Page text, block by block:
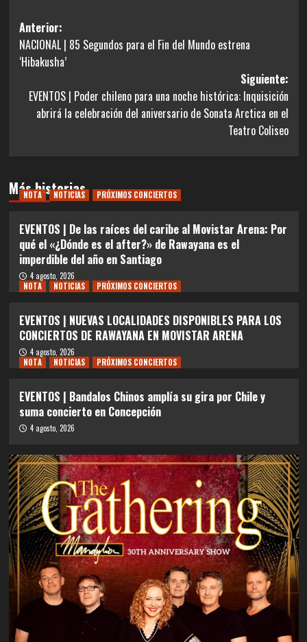
Navegación
de
entradas
Anterior:
NACIONAL | 85 Segundos para el Fin del Mundo estrena
‘Hibakusha’
Siguiente:
EVENTOS | Poder chileno para una noche histórica: Inquisición
abrirá la celebración del aniversario de Sonata Arctica en el
Teatro Coliseo
Más historias
NOTA NOTICIAS PRÓXIMOS CONCIERTOS
EVENTOS | De las raíces del caribe al Movistar Arena: Por
qué el «¿Dónde es el after?» de Rawayana es el
imperdible del año en Santiago
4 agosto, 2026
NOTA
NOTICIAS PRÓXIMOS CONCIERTOS
EVENTOS | NUEVAS LOCALIDADES DISPONIBLES PARA LOS
CONCIERTOS DE RAWAYANA EN MOVISTAR ARENA
4 agosto, 2026
NOTA
NOTICIAS PRÓXIMOS CONCIERTOS
EVENTOS | Bandalos Chinos amplía su gira por Chile y
suma concierto en Concepción
4 agosto, 2026